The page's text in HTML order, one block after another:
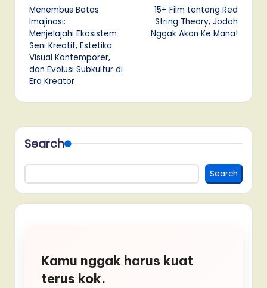
navigation
Menembus Batas
Imajinasi:
Menjelajahi Ekosistem
Seni Kreatif, Estetika
Visual Kontemporer,
dan Evolusi Subkultur di
Era Kreator
15+ Film tentang Red
String Theory, Jodoh
Nggak Akan Ke Mana!
Search
Search
Kamu nggak harus kuat
terus kok.